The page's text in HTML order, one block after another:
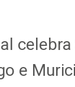
e Murici